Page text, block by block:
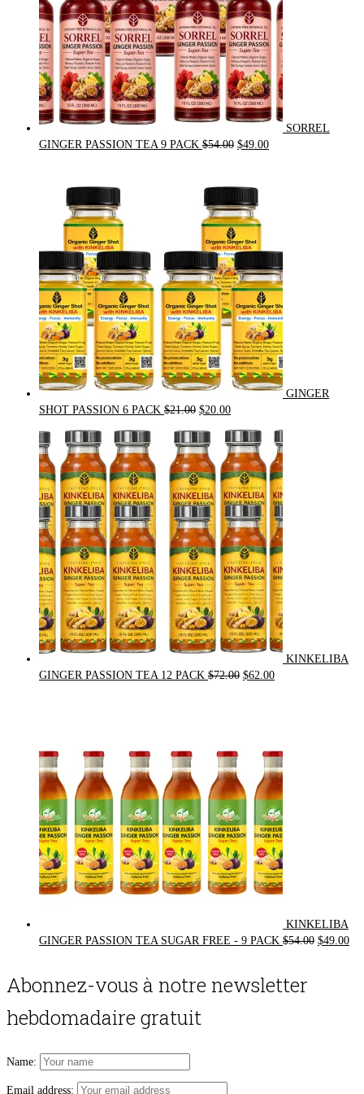
SORREL
GINGER PASSION TEA 9 PACK $54.00 Original
$54.00.
$49.00Current
GINGER
SHOT PASSION 6 PACK $21.00 Original
was:
$21.00.
$20.00Current
is:
$20.00.
KINKELIBA
GINGER PASSION TEA 12 PACK $72.00 Original
$62.00Current
KINKELIBA
GINGER PASSION TEA SUGAR FREE - 9 PACK $54.00 Original
$49.00
Abonnez-vous à notre newsletter
hebdomadaire gratuit
Name:
Email address: